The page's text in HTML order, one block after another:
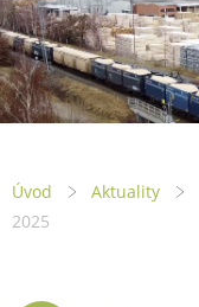
Úvod Aktuality
2025